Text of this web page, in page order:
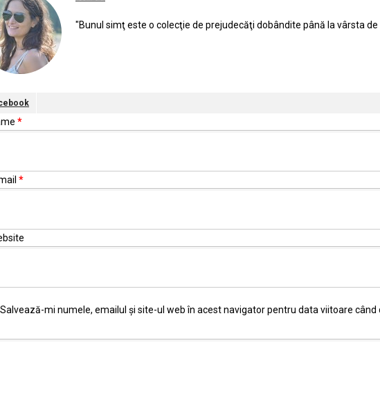
"Bunul simţ este o colecţie de prejudecăţi dobândite până la vârsta de
*
*
Salvează-mi numele, emailul și site-ul web în acest navigator pentru data viitoare când